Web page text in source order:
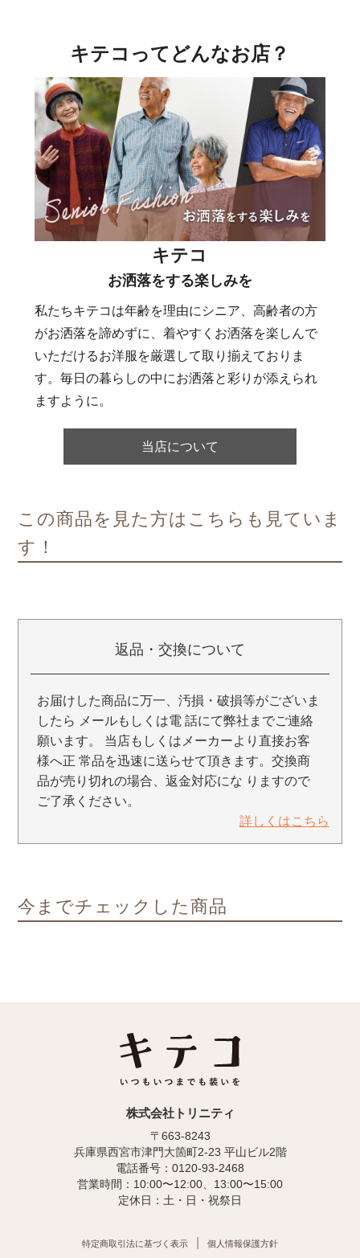
キテコってどんなお店？
キテコ
お洒落をする楽しみを
私たちキテコは年齢を理由にシニア、高齢者の方
がお洒落を諦めずに、着やすくお洒落を楽しんで
いただけるお洋服を厳選して取り揃えておりま
す。毎日の暮らしの中にお洒落と彩りが添えられ
ますように。
当店について
この商品を見た方はこちらも見ていま
す！
返品・交換について
お届けした商品に万一、汚損・破損等がございま
したら メールもしくは電 話にて弊社までご連絡
願います。 当店もしくはメーカーより直接お客
様へ正 常品を迅速に送らせて頂きます。交換商
品が売り切れの場合、返金対応にな りますので
ご了承ください。
詳しくはこちら
今までチェックした商品
株式会社トリニティ
〒663-8243
兵庫県西宮市津門大箇町2-23 平山ビル2階
電話番号：0120-93-2468
営業時間：10:00〜12:00、13:00〜15:00
定休日：土・日・祝祭日
特定商取引法に基づく表示 個人情報保護方針